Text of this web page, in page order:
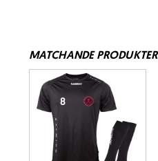
MATCHANDE PRODUKTER